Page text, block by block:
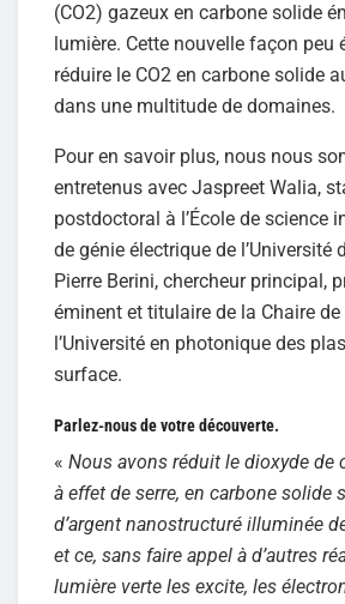
(CO2) gazeux en carbone solide
lumière. Cette nouvelle façon peu
réduire le CO2 en carbone solide
dans une multitude de domaines.
Pour en savoir plus, nous nous
entretenus avec Jaspreet Walia,
postdoctoral à l’École de science
de génie électrique de l’Université
Pierre Berini, chercheur principal,
éminent et titulaire de la Chaire de
l’Université en photonique des
surface.
Parlez-nous de votre découverte.
« Nous avons réduit le dioxyde de
à effet de serre, en carbone solide
d’argent nanostructuré illuminée
et ce, sans faire appel à d’autres
lumière verte les excite, les